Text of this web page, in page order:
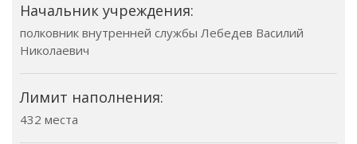
Начальник учреждения:
полковник внутренней службы Лебедев Василий
Николаевич
Лимит наполнения:
432 места